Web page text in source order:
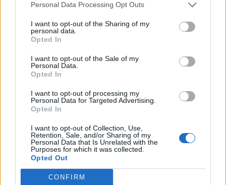
Personal Data Processing Opt Outs
I want to opt-out of the Sharing of my
personal data.
Opted In
I want to opt-out of the Sale of my
Personal Data.
Opted In
I want to opt-out of processing my
Personal Data for Targeted Advertising.
Opted In
I want to opt-out of Collection, Use,
Retention, Sale, and/or Sharing of my
Personal Data that Is Unrelated with the
Purposes for which it was collected.
Opted Out
CONFIRM